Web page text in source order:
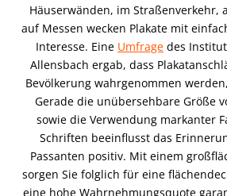
Häuserwänden, im Straßenverkehr,
auf Messen wecken Plakate mit
Interesse. Eine Umfrage des
Allensbach ergab, dass
Bevölkerung wahrgenommen
Gerade die unübersehbare Größe
sowie die Verwendung markanter
Schriften beeinflusst das
Passanten positiv. Mit einem
sorgen Sie folglich für eine
eine hohe Wahrnehmungsquote